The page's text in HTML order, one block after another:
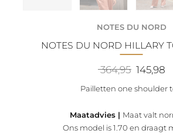
NOTES DU NORD
NOTES DU NORD HILLARY
364,95
prijs
was:
145,98
is:
Pailletten one shoulder
Maatadvies | Maat valt
Ons model is 1.70 en draagt